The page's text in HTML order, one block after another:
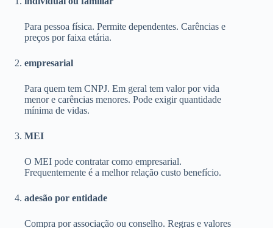
Para pessoa física. Permite dependentes. Carências e
preços por faixa etária.
empresarial
Para quem tem CNPJ. Em geral tem valor por vida
menor e carências menores. Pode exigir quantidade
mínima de vidas.
MEI
O MEI pode contratar como empresarial.
Frequentemente é a melhor relação custo benefício.
adesão por entidade
Compra por associação ou conselho. Regras e valores